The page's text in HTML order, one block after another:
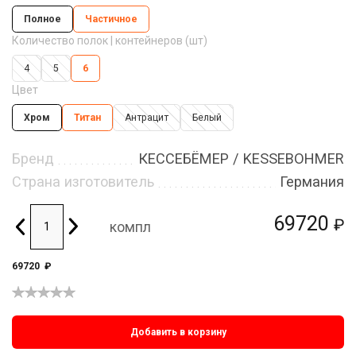
69720 ₽
Полное Частичное
Количество полок | контейнеров (шт)
4 5 6
Цвет
Хром Титан Антрацит Белый
Бренд
КЕССЕБЁМЕР / KESSEBOHMER
Страна изготовитель
Германия
компл
69720 ₽
Добавить в корзину